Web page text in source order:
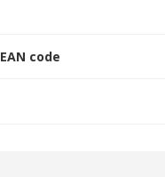
EAN code